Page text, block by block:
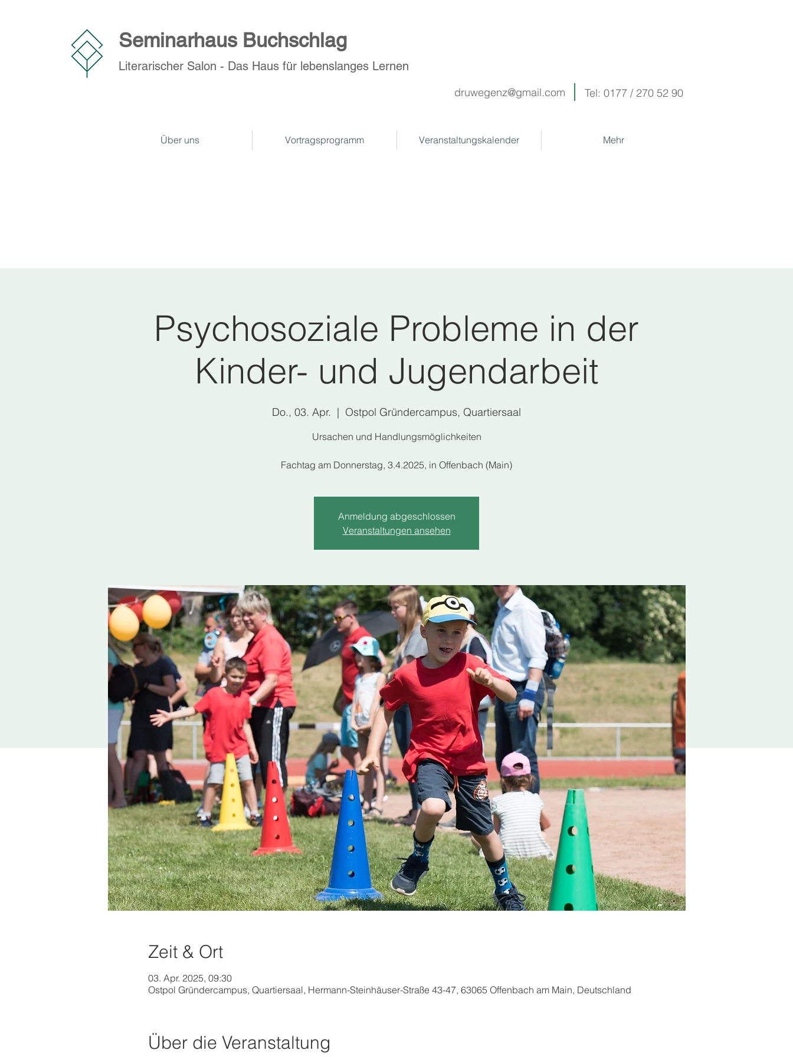
Seminarhaus Buchschlag
Literarischer Salon - Das Haus für lebenslanges Lernen
druwegenz@gmail.com Tel: 0177 / 270 52 90
Über uns Vortragsprogramm Veranstaltungskalender Mehr
Psychosoziale Probleme in der
Kinder- und Jugendarbeit
Do., 03. Apr.
  |
Ostpol Gründercampus, Quartiersaal
Ursachen und Handlungsmöglichkeiten
Fachtag am Donnerstag, 3.4.2025, in Offenbach (Main)
Anmeldung abgeschlossen
Veranstaltungen ansehen
Zeit & Ort
03. Apr. 2025, 09:30
Ostpol Gründercampus, Quartiersaal, Hermann-Steinhäuser-Straße 43-47, 63065 Offenbach am Main, Deutschland
Über die Veranstaltung